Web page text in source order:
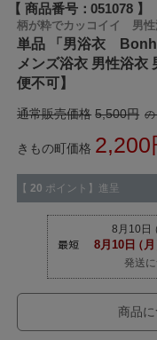
商品番号 051078
柄が粋でカッコイイ 男性
単品 「男浴衣
メンズ浴衣 男性浴衣
便不可】
通常販売価格 5,500
きもの町価格 2,200
【 20 ポイント】進呈
発送
商品